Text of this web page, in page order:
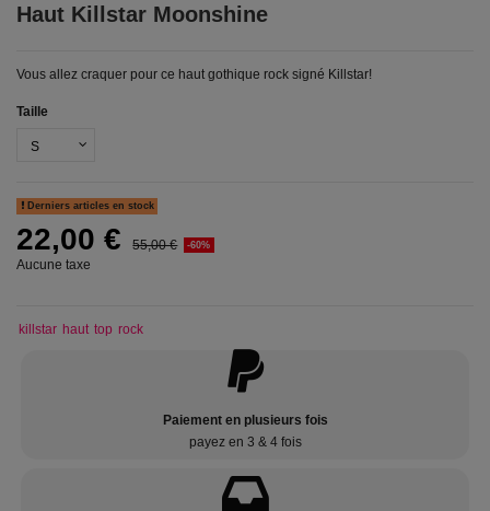
Haut Killstar Moonshine
Vous allez craquer pour ce haut gothique rock signé Killstar!
Taille
Derniers articles en stock
22,00 € 55,00 € -60%
Aucune taxe
killstar haut top rock
Paiement en plusieurs fois
payez en 3 & 4 fois